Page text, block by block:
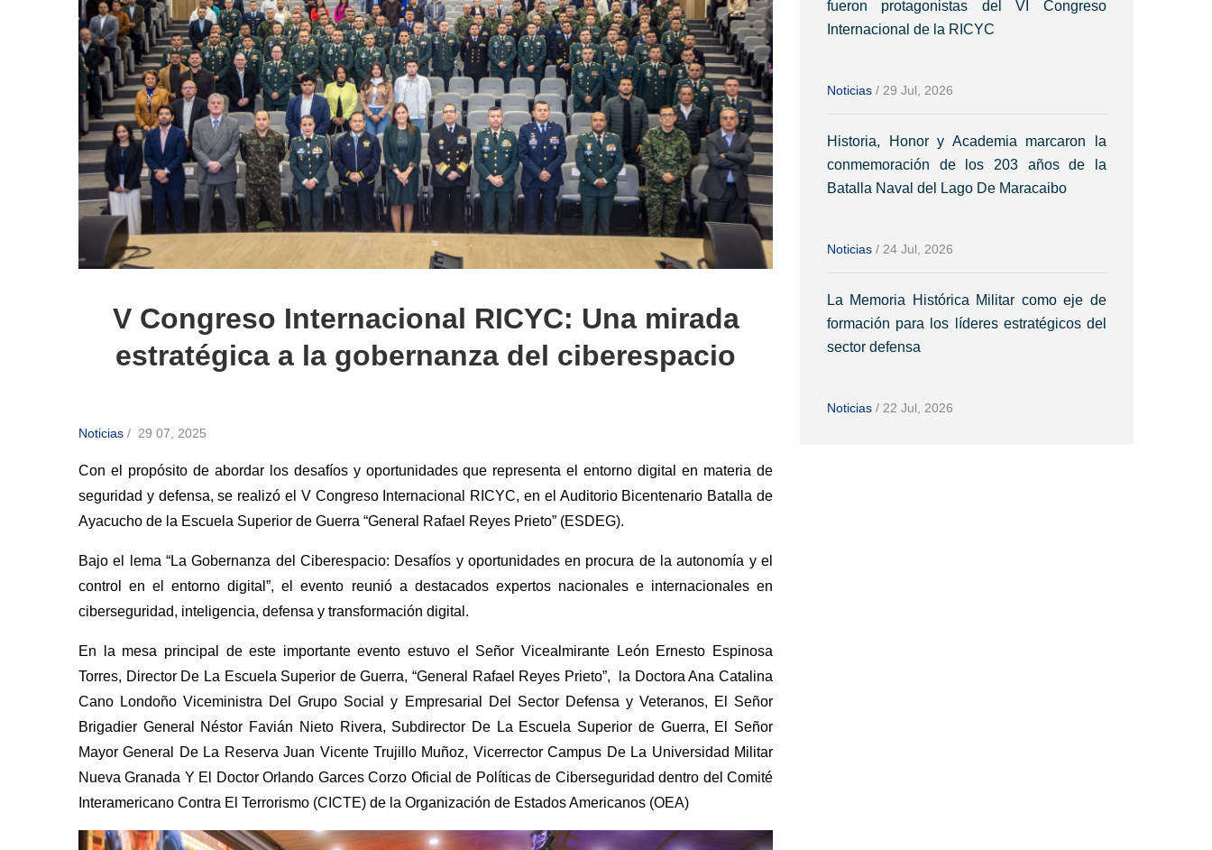
V Congreso Internacional RICYC: Una mirada
estratégica a la gobernanza del ciberespacio
Noticias / 29 07, 2025
Con el propósito de abordar los desafíos y oportunidades que representa el entorno digital en materia de
seguridad y defensa, se realizó el V Congreso Internacional RICYC, en el Auditorio Bicentenario Batalla de
Ayacucho de la Escuela Superior de Guerra “General Rafael Reyes Prieto” (ESDEG).
Bajo el lema “La Gobernanza del Ciberespacio: Desafíos y oportunidades en procura de la autonomía y el
control en el entorno digital”, el evento reunió a destacados expertos nacionales e internacionales en
ciberseguridad, inteligencia, defensa y transformación digital.
En la mesa principal de este importante evento estuvo el Señor Vicealmirante León Ernesto Espinosa
Torres, Director De La Escuela Superior de Guerra, “General Rafael Reyes Prieto”, la Doctora Ana Catalina
Cano Londoño Viceministra Del Grupo Social y Empresarial Del Sector Defensa y Veteranos, El Señor
Brigadier General Néstor Favián Nieto Rivera, Subdirector De La Escuela Superior de Guerra, El Señor
Mayor General De La Reserva Juan Vicente Trujillo Muñoz, Vicerrector Campus De La Universidad Militar
Nueva Granada Y El Doctor Orlando Garces Corzo Oficial de Políticas de Ciberseguridad dentro del Comité
Interamericano Contra El Terrorismo (CICTE) de la Organización de Estados Americanos (OEA)
fueron protagonistas del VI Congreso
Internacional de la RICYC
Noticias / 29 Jul, 2026
Historia, Honor y Academia marcaron la
conmemoración de los 203 años de la
Batalla Naval del Lago De Maracaibo
Noticias / 24 Jul, 2026
La Memoria Histórica Militar como eje de
formación para los líderes estratégicos del
sector defensa
Noticias / 22 Jul, 2026